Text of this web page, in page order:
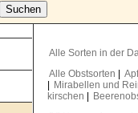
Alle Sorten in der
Alle Obstsorten
Mirabellen und
kirschen